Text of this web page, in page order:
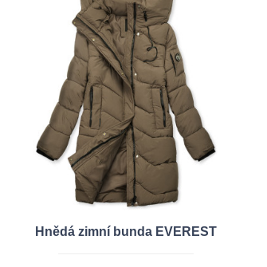
Hnědá zimní bunda EVEREST